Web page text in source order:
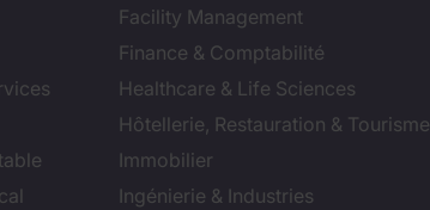
Facility Management
Finance & Comptabilité
Healthcare & Life Sciences
Hôtellerie, Restauration & Tourisme
Immobilier
Ingénierie & Industries